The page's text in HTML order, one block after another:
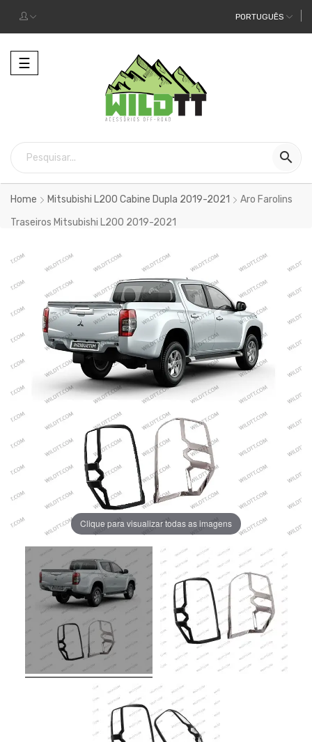
PORTUGUÊS
Alternar
a
☰

Home Mitsubishi L200 Cabine Dupla 2019-2021
Aro Farolins
Traseiros Mitsubishi L200 2019-2021
Clique para visualizar todas as imagens